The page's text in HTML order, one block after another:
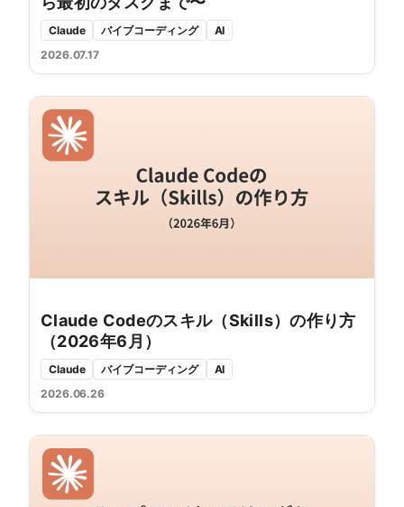
Claude バイブコーディング
AI
2026.07.17
Claude Codeのスキル（Skills）の作り方
（2026年6月）
Claude バイブコーディング
AI
2026.06.26